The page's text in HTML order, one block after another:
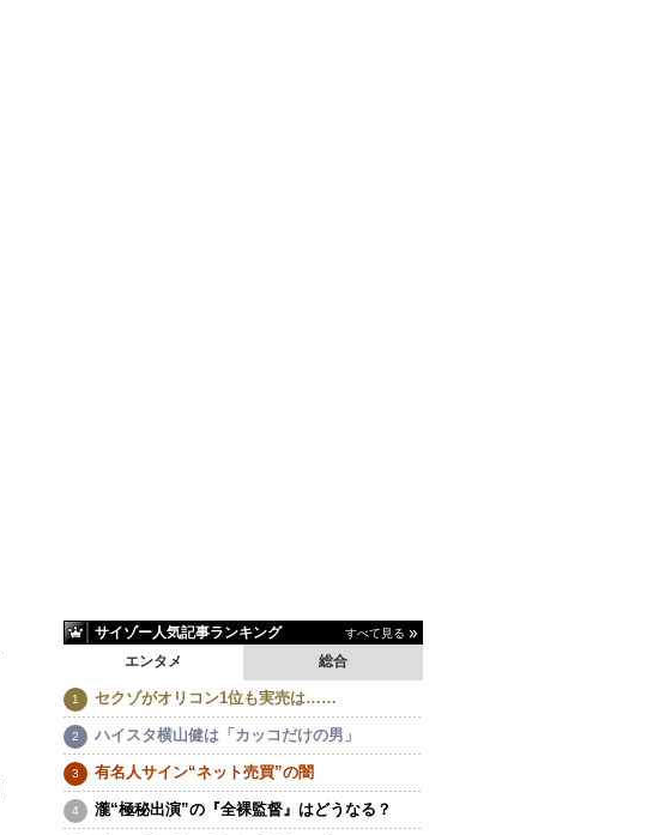
サイゾー人気記事ランキング すべて見る
エンタメ 総合
セクゾがオリコン1位も実売は……
ハイスタ横山健は「カッコだけの男」
有名人サイン“ネット売買”の闇
瀧“極秘出演”の『全裸監督』はどうなる？